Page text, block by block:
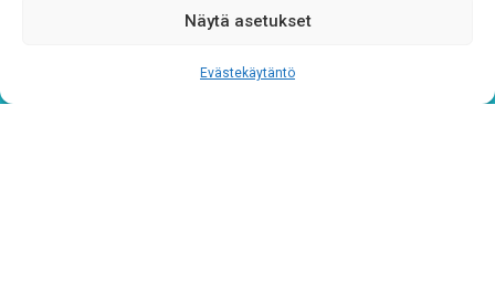
Näytä asetukset
Evästekäytäntö